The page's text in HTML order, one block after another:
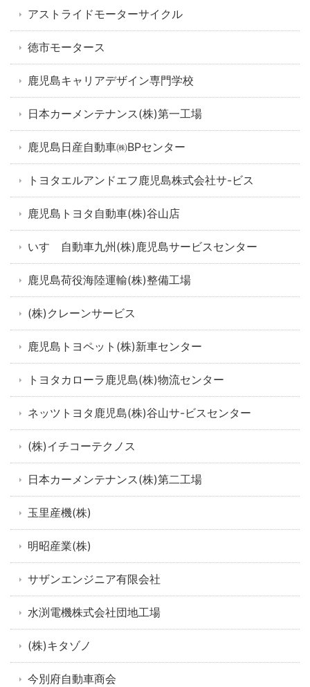
アストライドモーターサイクル
徳市モータース
鹿児島キャリアデザイン専門学校
日本カーメンテナンス(株)第一工場
鹿児島日産自動車㈱BPセンター
トヨタエルアンドエフ鹿児島株式会社サ-ビス
鹿児島トヨタ自動車(株)谷山店
いすゞ自動車九州(株)鹿児島サービスセンター
鹿児島荷役海陸運輸(株)整備工場
(株)クレーンサービス
鹿児島トヨペット(株)新車センター
トヨタカローラ鹿児島(株)物流センター
ネッツトヨタ鹿児島(株)谷山サ-ビスセンター
(株)イチコーテクノス
日本カーメンテナンス(株)第二工場
玉里産機(株)
明昭産業(株)
サザンエンジニア有限会社
水渕電機株式会社団地工場
(株)キタゾノ
今別府自動車商会